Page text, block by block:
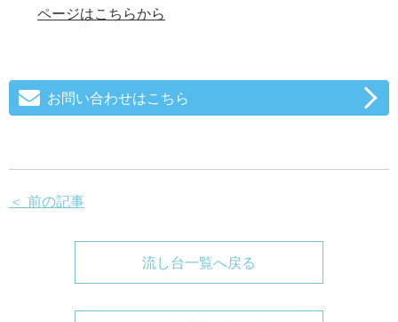
ページはこちらから
お問い合わせはこちら
＜ 前の記事
流し台一覧へ戻る